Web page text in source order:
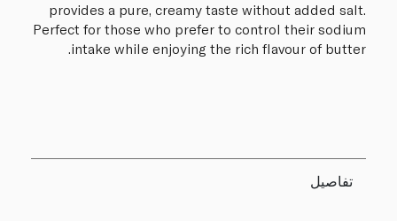
provides a pure, creamy taste without added salt.
Perfect for those who prefer to control their sodium
intake while enjoying the rich flavour of butter.
تفاصيل